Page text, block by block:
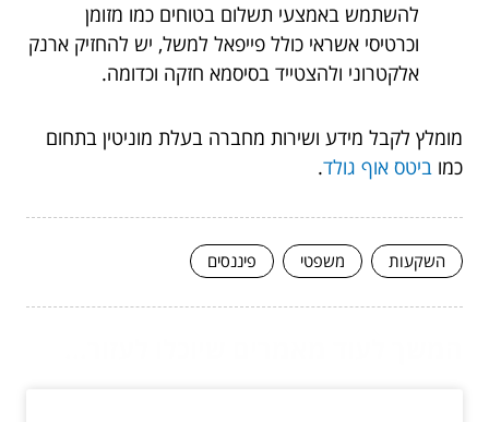
להשתמש באמצעי תשלום בטוחים כמו מזומן
וכרטיסי אשראי כולל פייפאל למשל, יש להחזיק ארנק
אלקטרוני ולהצטייד בסיסמא חזקה וכדומה.
מומלץ לקבל מידע ושירות מחברה בעלת מוניטין בתחום
כמו ביטס אוף גולד.
השקעות משפטי פיננסים